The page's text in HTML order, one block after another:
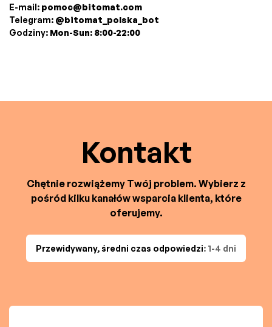
E-mail: pomoc@bitomat.com
Telegram: @bitomat_polska_bot
Godziny: Mon-Sun: 8:00-22:00
Kontakt
Chętnie rozwiążemy Twój problem. Wybierz z
pośród kilku kanałów wsparcia klienta, które
oferujemy.
Przewidywany, średni czas odpowiedzi: 1-4 dni